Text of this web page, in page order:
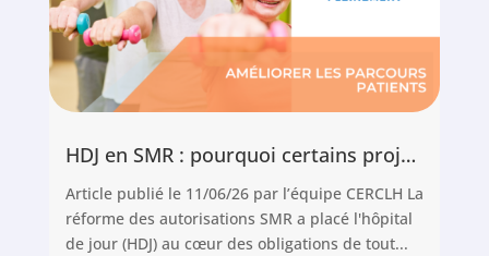
HDJ en SMR : pourquoi certains projets n’aboutissent pas pleinement
Article publié le 11/06/26 par l’équipe CERCLH La
réforme des autorisations SMR a placé l'hôpital
de jour (HDJ) au cœur des obligations de tout...